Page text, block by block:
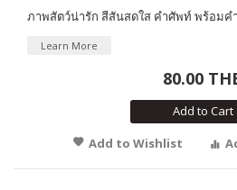
ภาพสัตว์น่ารัก สีสันสดใส คำศัพท์ พร้อมค
Learn More
80.00
Add to Cart
Add to Wishlist